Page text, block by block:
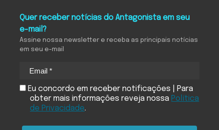
Quer receber notícias do Antagonista em seu
e-mail?
Assine nossa newsletter e receba as principais notícias
em seu e-mail
Eu concordo em receber notificações | Para
obter mais informações reveja nossaPolítica
de Privacidade.